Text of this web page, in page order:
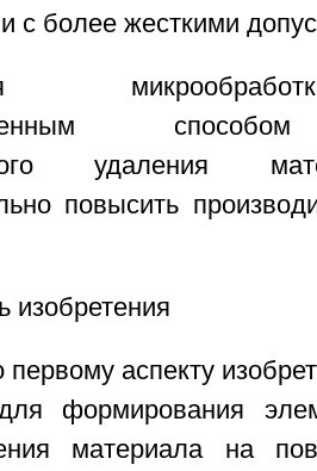
с более жесткими
удаления
повысить
изобретения
первому аспекту
для формирования
материала на